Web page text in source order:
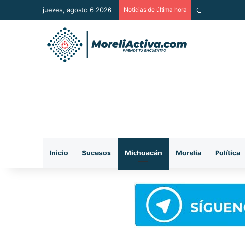
jueves, agosto 6 2026 Noticias de última hora Gobierno de
Inicio Sucesos Michoacán Morelia Política